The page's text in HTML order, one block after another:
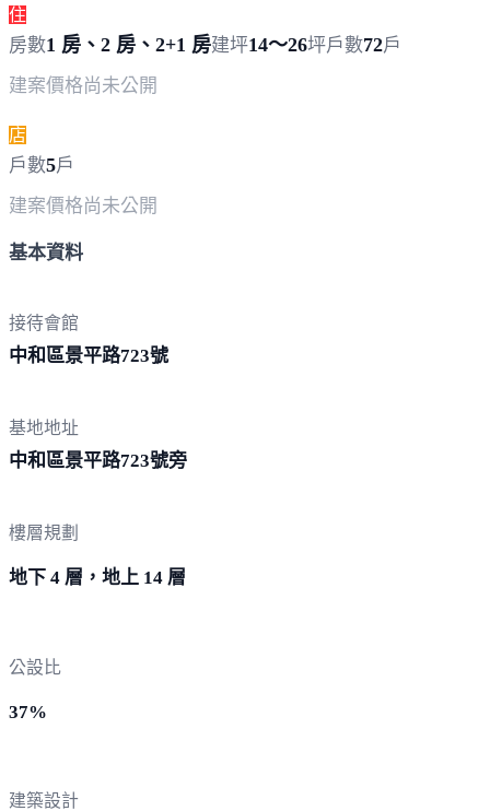
住
房數1 房、2 房、2+1 房建坪14～26坪戶數72戶
建案價格尚未公開
店
戶數5戶
建案價格尚未公開
基本資料
接待會館
中和區景平路723號
基地地址
中和區景平路723號旁
樓層規劃
地下 4 層，地上 14 層
公設比
37%
建築設計